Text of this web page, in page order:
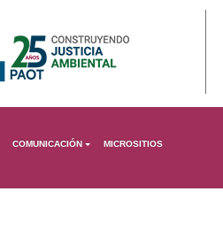
COMUNICACIÓN MICROSITIOS